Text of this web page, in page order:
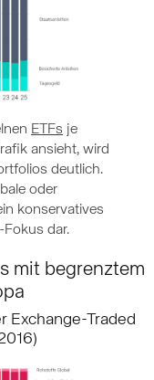
ETFs je
ansieht, wird
deutlich.
oder
konservatives
Fokus dar.
mit begrenztem
Exchange-Traded